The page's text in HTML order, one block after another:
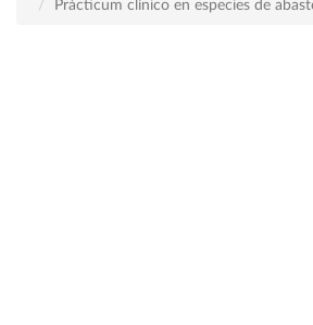
Prácticum clínico en especies de